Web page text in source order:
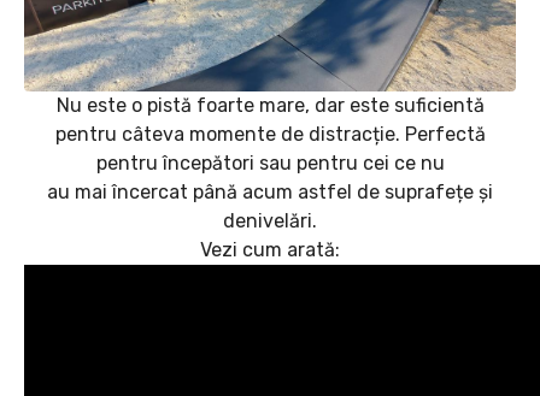
Nu este o pistă foarte mare, dar este suficientă
pentru câteva momente de distracție. Perfectă
pentru începători sau pentru cei ce nu
au mai încercat până acum astfel de suprafețe și
denivelări.
Vezi cum arată: